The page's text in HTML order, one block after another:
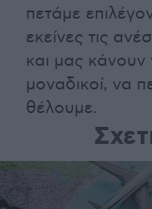
πετάμε
εκείνες τις
και μας
μοναδικοί, να
θέλουμε.